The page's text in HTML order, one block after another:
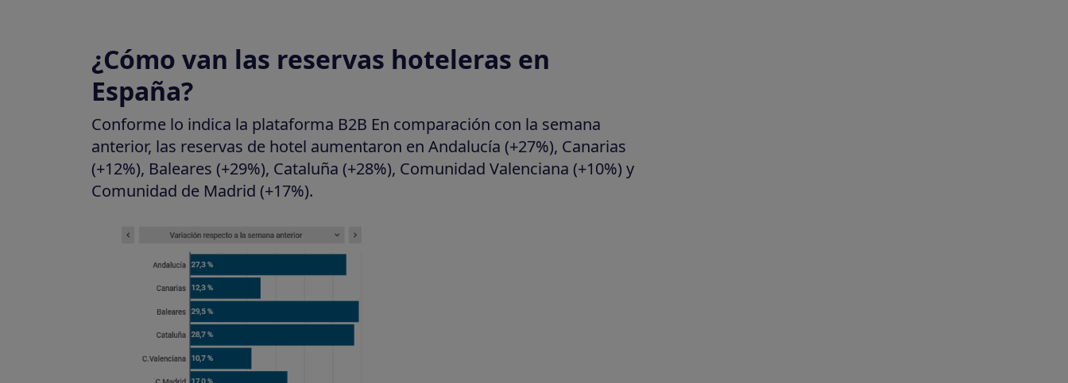
¿Cómo van las reservas hoteleras en
España?
Conforme lo indica la plataforma B2B En comparación con la semana
anterior, las reservas de hotel aumentaron en Andalucía (+27%), Canarias
(+12%), Baleares (+29%), Cataluña (+28%), Comunidad Valenciana (+10%) y
Comunidad de Madrid (+17%).